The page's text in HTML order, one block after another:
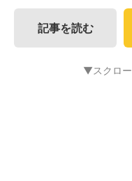
記事を読む
▼スクロ